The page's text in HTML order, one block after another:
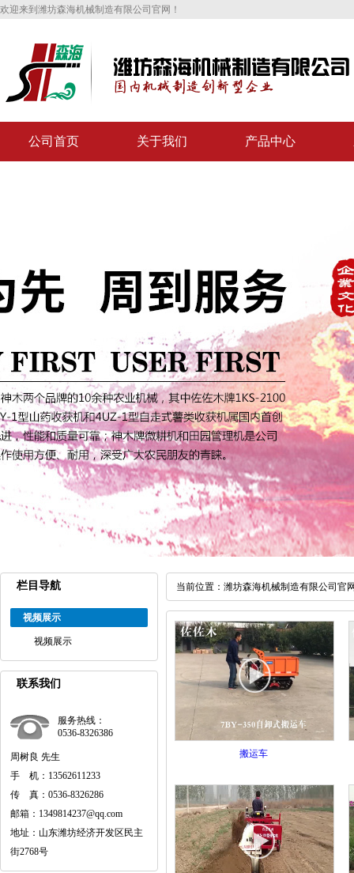
欢迎来到潍坊森海机械制造有限公司官网！
公司首页 关于我们 产品中心
栏目导航
视频展示
视频展示
联系我们
服务热线：
0536-8326386
周树良 先生
手 机：13562611233
传 真：0536-8326286
邮箱：1349814237@qq.com
地址：山东潍坊经济开发区民主
街2768号
当前位置： 潍坊森海机械制造有限公司官
搬运车